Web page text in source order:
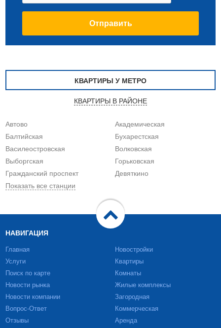
КВАРТИРЫ У МЕТРО
КВАРТИРЫ В РАЙОНЕ
Автово
Академическая
Балтийская
Бухарестская
Василеостровская
Волковская
Выборгская
Горьковская
Гражданский проспект
Девяткино
Показать все станции
НАВИГАЦИЯ
Главная
Услуги
Поиск по карте
Новости рынка
Новости компании
Вопрос-Ответ
Отзывы
Новостройки
Квартиры
Комнаты
Жилые комплексы
Загородная
Коммерческая
Аренда